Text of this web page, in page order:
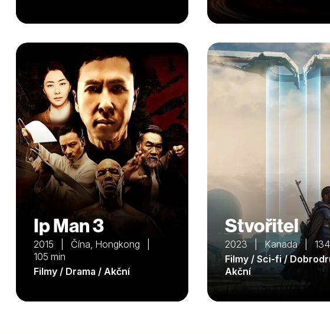
Ip Man 3
2015 | Čína, Hongkong |
105 min
Filmy / Drama / Akční
Stvořitel
2023 | Kanada | 134
Filmy / Sci-fi /
Akční